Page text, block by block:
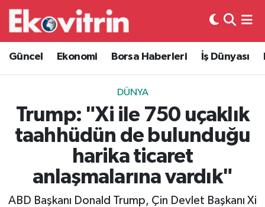
Güncel Ekonomi Borsa Haberleri İş Dünyası
DÜNYA
Trump: "Xi ile 750 uçaklık
taahhüdün de bulunduğu
harika ticaret
anlaşmalarına vardık"
ABD Başkanı Donald Trump, Çin Devlet Başkanı Xi
Güncel
Ekonomi
Borsa Haberleri
İş Dünyası
Otovitrin
Hava Durumu
Trafik Durumu
Süper Lig Puan Durumu ve Fikstür
Tüm Manşetler
Son Dakika Haberleri
Haber Arşivi